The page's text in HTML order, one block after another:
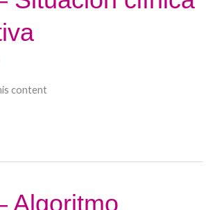
content
Algoritmo